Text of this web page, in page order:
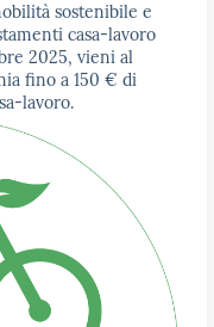
sostenibile e
casa-lavoro
2025, vieni al
fino a 150 € di
lavoro.